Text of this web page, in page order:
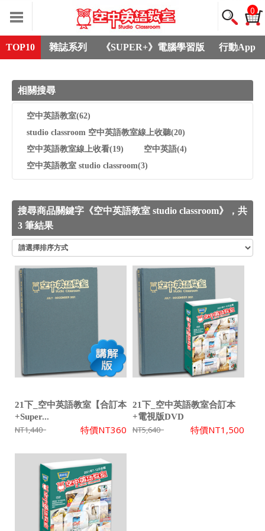
0
TOP10 雜誌系列 《SUPER+》電腦學習版 行動App
相關搜尋
空中英語教室(62)
studio classroom 空中英語教室線上收聽(20)
空中英語教室線上收看(19) 空中英語(4)
空中英語教室 studio classroom(3)
搜尋商品關鍵字《空中英語教室 studio classroom》，共
3 筆結果
21下_空中英語教室【合訂本
+Super...
NT1,440 特價NT360
21下_空中英語教室合訂本
+電視版DVD
NT5,640 特價NT1,500